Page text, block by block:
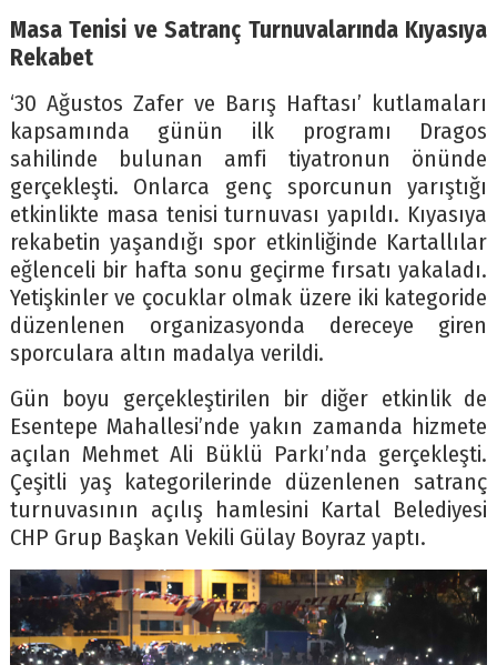
Masa Tenisi ve Satranç Turnuvalarında Kıyasıya
Rekabet
‘30 Ağustos Zafer ve Barış Haftası’ kutlamaları
kapsamında günün ilk programı Dragos
sahilinde bulunan amfi tiyatronun önünde
gerçekleşti. Onlarca genç sporcunun yarıştığı
etkinlikte masa tenisi turnuvası yapıldı. Kıyasıya
rekabetin yaşandığı spor etkinliğinde Kartallılar
eğlenceli bir hafta sonu geçirme fırsatı yakaladı.
Yetişkinler ve çocuklar olmak üzere iki kategoride
düzenlenen organizasyonda dereceye giren
sporculara altın madalya verildi.
Gün boyu gerçekleştirilen bir diğer etkinlik de
Esentepe Mahallesi’nde yakın zamanda hizmete
açılan Mehmet Ali Büklü Parkı’nda gerçekleşti.
Çeşitli yaş kategorilerinde düzenlenen satranç
turnuvasının açılış hamlesini Kartal Belediyesi
CHP Grup Başkan Vekili Gülay Boyraz yaptı.